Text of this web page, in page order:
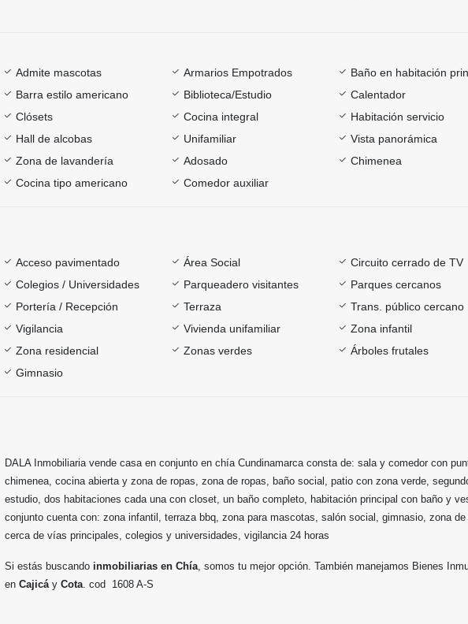
Admite mascotas Armarios Empotrados
Baño en habitación
Barra estilo americano
Biblioteca/Estudio
Calentador
Clósets
Cocina integral
Habitación servicio
Hall de alcobas
Unifamiliar
Vista panorámica
Zona de lavandería
Adosado
Chimenea
Cocina tipo americano
Comedor auxiliar
Acceso pavimentado Área Social
Circuito cerrado de TV
Colegios / Universidades
Parqueadero visitantes
Parques cercanos
Portería / Recepción
Terraza
Trans. público cercano
Vigilancia
Vivienda unifamiliar
Zona infantil
Zona residencial
Zonas verdes
Árboles frutales
Gimnasio
DALA Inmobiliaria vende casa en conjunto en chía Cundinamarca consta de: sala y comedor con
chimenea, cocina abierta y zona de ropas, zona de ropas, baño social, patio con zona verde,
estudio, dos habitaciones cada una con closet, un baño completo, habitación principal con baño y
conjunto cuenta con: zona infantil, terraza bbq, zona para mascotas, salón social, gimnasio, zona de
cerca de vías principales, colegios y universidades, vigilancia 24 horas
Si estás buscando inmobiliarias en Chía , somos tu mejor opción. También manejamos Bienes
en Cajicá y Cota . cod 1608 A-S